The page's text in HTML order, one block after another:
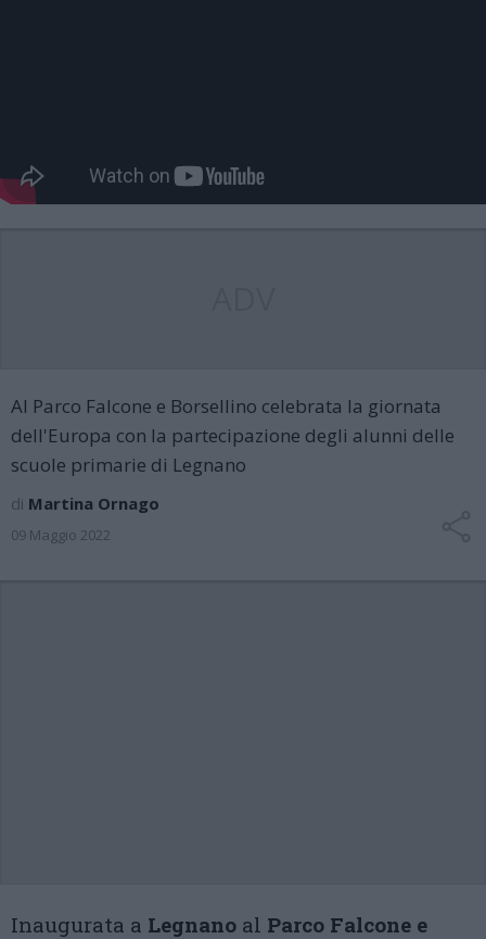
Al Parco Falcone e Borsellino celebrata la giornata
dell'Europa con la partecipazione degli alunni delle
scuole primarie di Legnano
di Martina Ornago
09 Maggio 2022
Inaugurata a Legnano al Parco Falcone e